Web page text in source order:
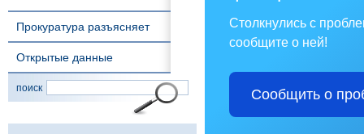
Прокуратура разъясняет
Открытые данные
поиск
Столкнулись с
сообщите о ней!
Сообщить о